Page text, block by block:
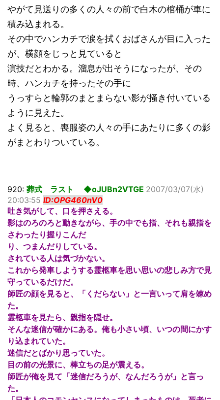
やがて見送りの多くの人々の前で白木の棺桶が車に
積み込まれる。
その中でハンカチで涙を拭くおばさんが目に入った
が、横顔をじっと見ていると
演技だとわかる。溜息が出そうになったが、その
時、ハンカチを持ったその手に
うっすらと輪郭のまとまらない影が掻き付いている
ように見えた。
よく見ると、喪服姿の人々の手にあたりに多くの影
がまとわりついている。
920: 葬式 ラスト ◆oJUBn2VTGE 2007/03/07(水)
20:03:55 ID:OPG460nV0
吐き気がして、口を押さえる。
影はのろのろと動きながら、手の中でも指、それも親指を
さわったり握りこんだ
り、つまんだりしている。
されている人は気づかない。
これから発車しようする霊柩車を思い思いの悲しみ方で見
守っているだけだ。
師匠の顔を見ると、「くだらない」と一言いって肩を竦め
た。
霊柩車を見たら、親指を隠せ。
そんな迷信が確かにある。俺も小さい頃、いつの間にかす
り込まれていた。
迷信だとばかり思っていた。
目の前の光景に、棒立ちの足が震える。
師匠が俺を見て「迷信だろうが、なんだろうが」と言っ
た。